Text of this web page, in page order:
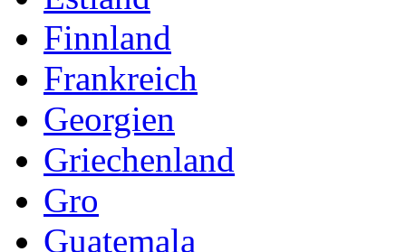
Finnland
Frankreich
Georgien
Griechenland
Gro
Guatemala